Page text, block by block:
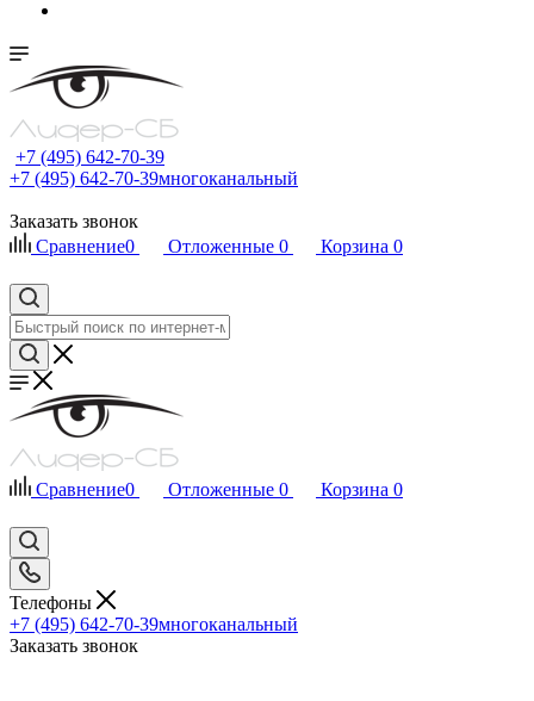
+7 (495) 642-70-39
+7 (495) 642-70-39многоканальный
Заказать звонок
Сравнение0 Отложенные 0 Корзина 0
Сравнение0 Отложенные 0 Корзина 0
Телефоны
+7 (495) 642-70-39многоканальный
Заказать звонок